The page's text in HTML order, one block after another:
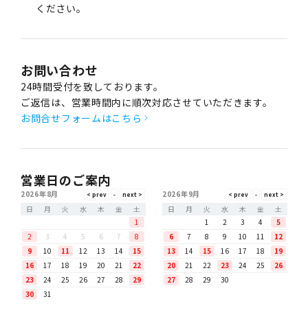
ください。
お問い合わせ
24時間受付を致しております。
ご返信は、営業時間内に順次対応させていただきます。
お問合せフォームはこちら
営業日のご案内
2026年8月
日
月 火 水 木 金
土
1
2
3 4 5 6 7
8
9
10 11 12 13 14
15
16
17 18 19 20 21
22
23
24 25 26 27 28
29
30
31
2026年9月
日
月 火 水 木 金
土
1
2 3 4
5
6
7 8 9 10 11
12
13
14 15 16 17 18
19
20
21 22 23 24 25
26
27
28 29 30